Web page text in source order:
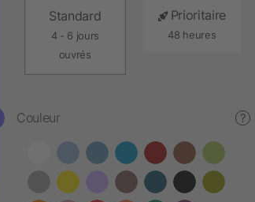
Standard
4 - 6 jours
ouvrés
Prioritaire
48 heures
Couleur ?